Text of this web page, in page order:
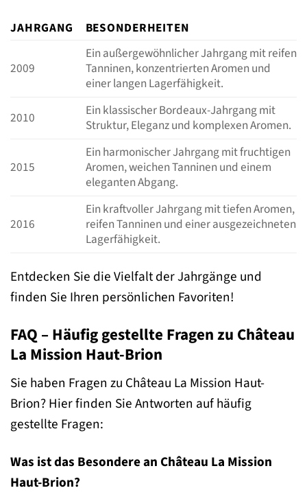
JAHRGANG BESONDERHEITEN
2009
Ein außergewöhnlicher Jahrgang mit reifen
Tanninen, konzentrierten Aromen und
einer langen Lagerfähigkeit.
2010
Ein klassischer Bordeaux-Jahrgang mit
Struktur, Eleganz und komplexen Aromen.
2015
Ein harmonischer Jahrgang mit fruchtigen
Aromen, weichen Tanninen und einem
eleganten Abgang.
2016
Ein kraftvoller Jahrgang mit tiefen Aromen,
reifen Tanninen und einer ausgezeichneten
Lagerfähigkeit.
Entdecken Sie die Vielfalt der Jahrgänge und
finden Sie Ihren persönlichen Favoriten!
FAQ – Häufig gestellte Fragen zu Château
La Mission Haut-Brion
Sie haben Fragen zu Château La Mission Haut-
Brion? Hier finden Sie Antworten auf häufig
gestellte Fragen:
Was ist das Besondere an Château La Mission
Haut-Brion?